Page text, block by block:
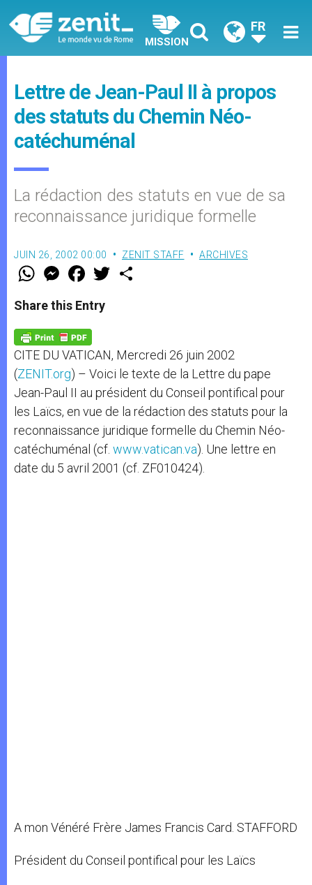
MISSION
FR
Lettre de Jean-Paul II à propos
des statuts du Chemin Néo-
catéchuménal
La rédaction des statuts en vue de sa
reconnaissance juridique formelle
JUIN 26, 2002 00:00 ZENIT STAFF ARCHIVES
W
t
s
p
p
M
e
s
e
g
e
r
F
a
e
b
o
k
w
Share this Entry
CITE DU VATICAN, Mercredi 26 juin 2002
(ZENIT.org) – Voici le texte de la Lettre du pape
Jean-Paul II au président du Conseil pontifical pour
les Laïcs, en vue de la rédaction des statuts pour la
reconnaissance juridique formelle du Chemin Néo-
catéchuménal (cf. www.vatican.va). Une lettre en
date du 5 avril 2001 (cf. ZF010424).
A mon Vénéré Frère James Francis Card. STAFFORD
Président du Conseil pontifical pour les Laïcs